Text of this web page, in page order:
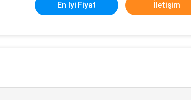
En Iyi Fiyat İletişim